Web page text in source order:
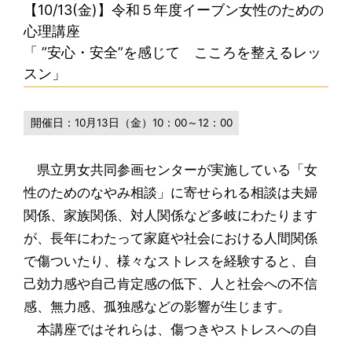
【10/13(金)】令和５年度イーブン女性のための
心理講座
「 ”安心・安全”を感じて こころを整えるレッ
スン」
開催日： 10月13日（金）10：00～12：00
県立男女共同参画センターが実施している「女
性のためのなやみ相談」に寄せられる相談は夫婦
関係、家族関係、対人関係など多岐にわたります
が、長年にわたって家庭や社会における人間関係
で傷ついたり、様々なストレスを経験すると、自
己効力感や自己肯定感の低下、人と社会への不信
感、無力感、孤独感などの影響が生じます。
本講座ではそれらは、傷つきやストレスへの自